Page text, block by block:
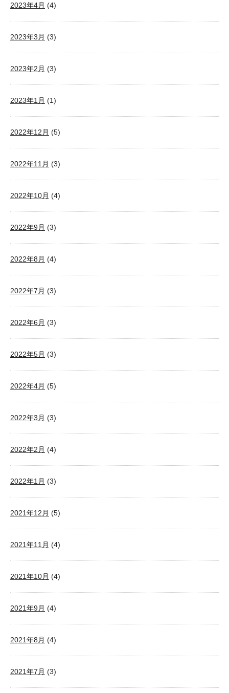
2023年4月 (4)
2023年3月 (3)
2023年2月 (3)
2023年1月 (1)
2022年12月 (5)
2022年11月 (3)
2022年10月 (4)
2022年9月 (3)
2022年8月 (4)
2022年7月 (3)
2022年6月 (3)
2022年5月 (3)
2022年4月 (5)
2022年3月 (3)
2022年2月 (4)
2022年1月 (3)
2021年12月 (5)
2021年11月 (4)
2021年10月 (4)
2021年9月 (4)
2021年8月 (4)
2021年7月 (3)